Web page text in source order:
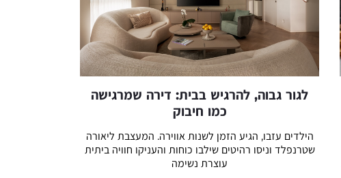
לגור גבוה, להרגיש בבית: דירה שמרגישה
כמו חיבוק
הילדים עזבו, הגיע הזמן לשנות אווירה. המעצבת ליאורה
שטרנפלד וניסו רהיטים שילבו כוחות והעניקו חוויה ביתית
עוצרת נשימה